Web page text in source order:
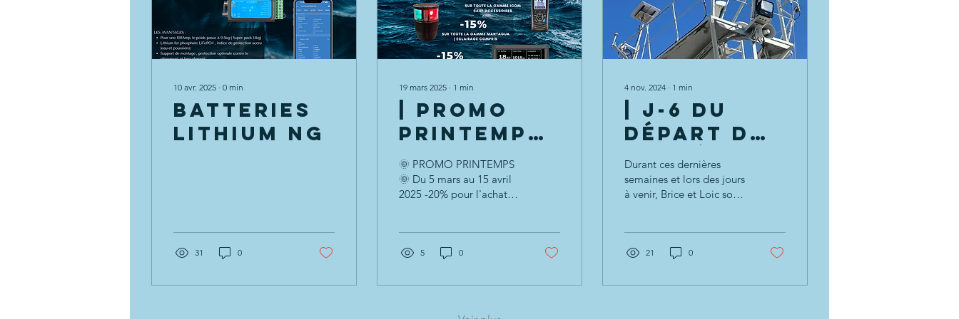
10 avr. 2025 ∙ 0 min
Batteries
Lithium NG
31 0
19 mars 2025 ∙ 1 min
| PROMO
PRINTEMPS
|
🌞 PROMO PRINTEMPS
🌞 Du 5 mars au 15 avril
2025 -20% pour l'achat
5 0
4 nov. 2024 ∙ 1 min
| J-6 du
Départ du
Vendée
Globe |
Durant ces dernières
semaines et lors des jours
à venir, Brice et Loic sont
21 0